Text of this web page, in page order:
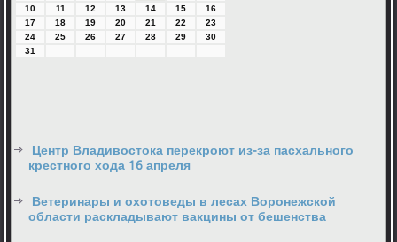
10
11 12 13 14 15
16
17
18 19 20 21 22
23
24
25 26 27 28 29
30
31
Центр Владивостока перекроют из-за пасхального
крестного хода 16 апреля
Ветеринары и охотоведы в лесах Воронежской
области раскладывают вакцины от бешенства